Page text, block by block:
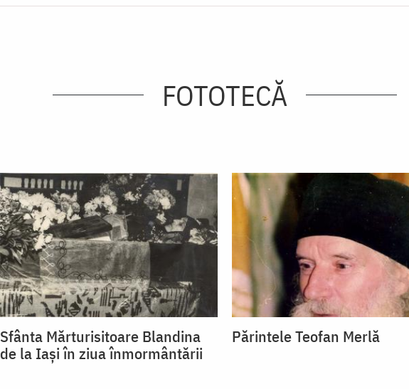
FOTOTECĂ
Sfânta Mărturisitoare Blandina
de la Iași în ziua înmormântării
Părintele Teofan Merlă